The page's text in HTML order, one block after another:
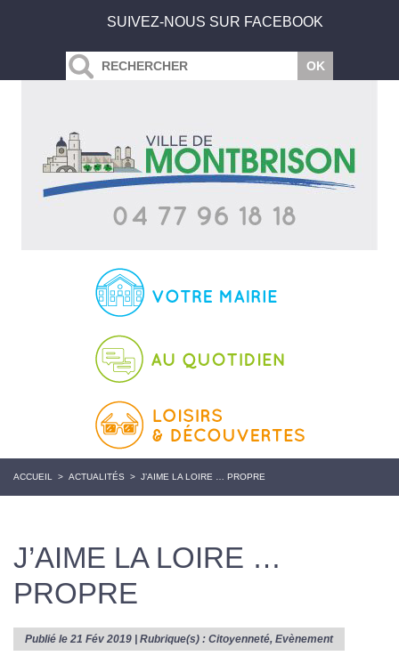
SUIVEZ-NOUS SUR FACEBOOK
ACCUEIL > ACTUALITÉS > J’AIME LA LOIRE … PROPRE
J’AIME LA LOIRE …
PROPRE
Publié le 21 Fév 2019 | Rubrique(s) : Citoyenneté, Evènement